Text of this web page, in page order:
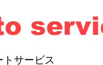
トサービス